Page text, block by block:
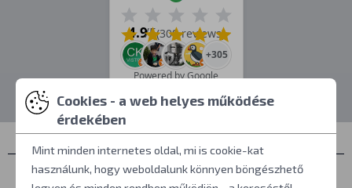
4.9/5(309 reviews)
+305
Powered by Google
Névjegyek
Cookies - a web helyes működése
érdekében
Mint minden internetes oldal, mi is cookie-kat
használunk, hogy weboldalunk könnyen böngészhető